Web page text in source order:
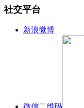
社交平台
新浪微博
微信二维码